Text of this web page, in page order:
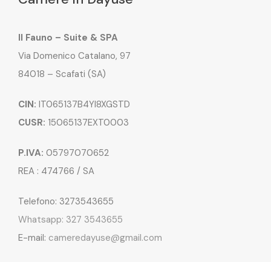
Il Fauno – Suite & SPA
Via Domenico Catalano, 97
84018 – Scafati (SA)
CIN: IT065137B4YI8XGSTD
CUSR: 15065137EXT0003
P.IVA: 05797070652
REA : 474766 / SA
Telefono: 3273543655
Whatsapp: 327 3543655
E-mail: cameredayuse@gmail.com